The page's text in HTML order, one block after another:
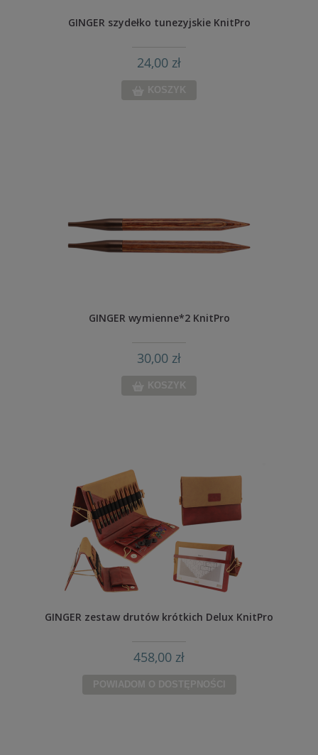
GINGER szydełko tunezyjskie KnitPro
24,00 zł
KOSZYK
GINGER wymienne*2 KnitPro
30,00 zł
KOSZYK
GINGER zestaw drutów krótkich Delux KnitPro
458,00 zł
POWIADOM O DOSTĘPNOŚCI